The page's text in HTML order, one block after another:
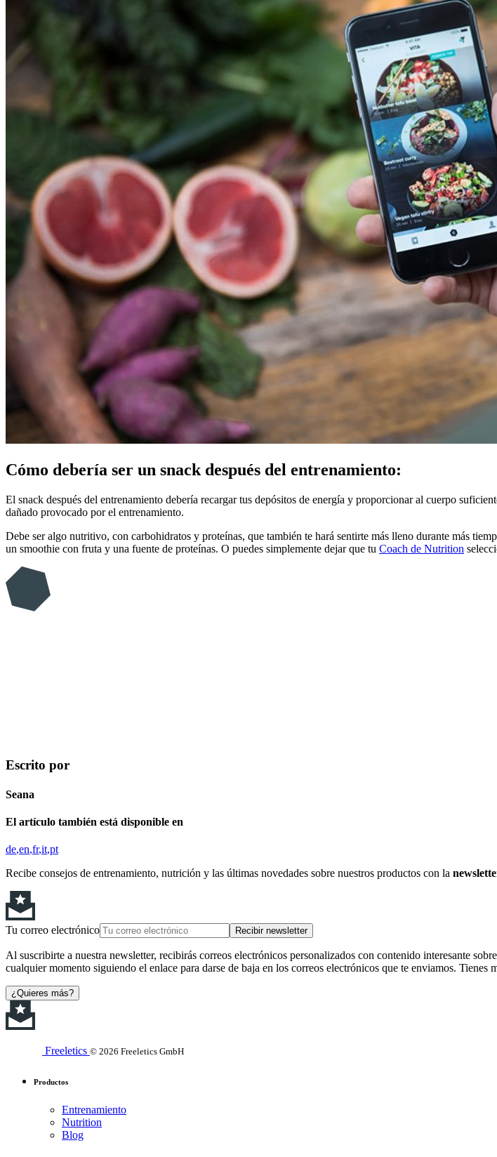
Cómo debería ser un snack después del entrenamiento:
El snack después del entrenamiento debería recargar tus depósitos de energía y proporcionar al cuerpo
dañado provocado por el entrenamiento.
Debe ser algo nutritivo, con carbohidratos y proteínas, que también te hará sentirte más lleno durante más
un smoothie con fruta y una fuente de proteínas. O puedes simplemente dejar que tu Coach de Nutrition
Escrito por
Seana
El artículo también está disponible en
de en fr it pt
Recibe consejos de entrenamiento, nutrición y las últimas novedades sobre nuestros productos con la
Tu correo electrónico Recibir newsletter
Al suscribirte a nuestra newsletter, recibirás correos electrónicos personalizados con contenido interesante
cualquier momento siguiendo el enlace para darse de baja en los correos electrónicos que te enviamos.
¿Quieres más?
Freeletics © 2026 Freeletics GmbH
Productos
Entrenamiento
Nutrition
Blog